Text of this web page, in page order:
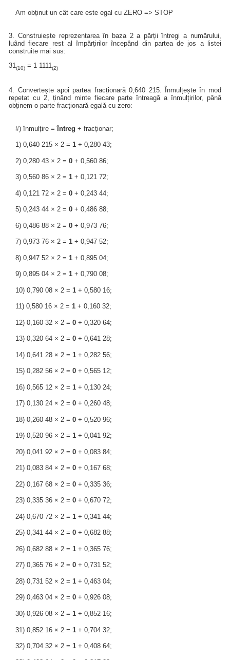
Am obținut un cât care este egal cu ZERO => STOP
3. Construiește reprezentarea în baza 2 a părții întregi a numărului,
luând fiecare rest al împărțirilor începând din partea de jos a listei
construite mai sus:
31(10) = 1 1111(2)
4. Convertește apoi partea fracționară 0,640 215. Înmulțește în mod
repetat cu 2, ținând minte fiecare parte întreagă a înmulțirilor, până
obținem o parte fracționară egală cu zero:
#) înmulțire =întreg + fracționar;
1) 0,640 215 × 2 = 1+ 0,280 43;
2) 0,280 43 × 2 = 0+ 0,560 86;
3) 0,560 86 × 2 = 1+ 0,121 72;
4) 0,121 72 × 2 = 0+ 0,243 44;
5) 0,243 44 × 2 = 0+ 0,486 88;
6) 0,486 88 × 2 = 0+ 0,973 76;
7) 0,973 76 × 2 = 1+ 0,947 52;
8) 0,947 52 × 2 = 1+ 0,895 04;
9) 0,895 04 × 2 = 1+ 0,790 08;
10) 0,790 08 × 2 = 1+ 0,580 16;
11) 0,580 16 × 2 = 1+ 0,160 32;
12) 0,160 32 × 2 = 0+ 0,320 64;
13) 0,320 64 × 2 = 0+ 0,641 28;
14) 0,641 28 × 2 = 1+ 0,282 56;
15) 0,282 56 × 2 = 0+ 0,565 12;
16) 0,565 12 × 2 = 1+ 0,130 24;
17) 0,130 24 × 2 = 0+ 0,260 48;
18) 0,260 48 × 2 = 0+ 0,520 96;
19) 0,520 96 × 2 = 1+ 0,041 92;
20) 0,041 92 × 2 = 0+ 0,083 84;
21) 0,083 84 × 2 = 0+ 0,167 68;
22) 0,167 68 × 2 = 0+ 0,335 36;
23) 0,335 36 × 2 = 0+ 0,670 72;
24) 0,670 72 × 2 = 1+ 0,341 44;
25) 0,341 44 × 2 = 0+ 0,682 88;
26) 0,682 88 × 2 = 1+ 0,365 76;
27) 0,365 76 × 2 = 0+ 0,731 52;
28) 0,731 52 × 2 = 1+ 0,463 04;
29) 0,463 04 × 2 = 0+ 0,926 08;
30) 0,926 08 × 2 = 1+ 0,852 16;
31) 0,852 16 × 2 = 1+ 0,704 32;
32) 0,704 32 × 2 = 1+ 0,408 64;